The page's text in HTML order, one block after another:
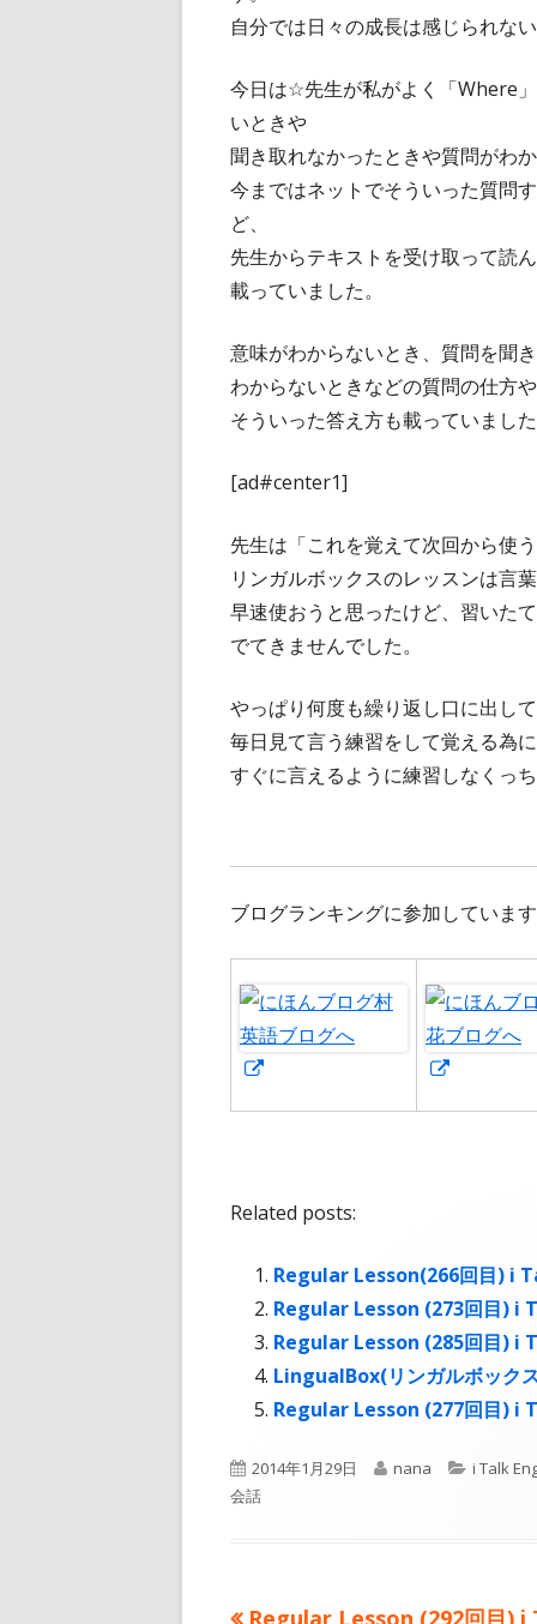
自分では日々の成長は感じられな
今日は☆先生が私がよく「Where
いときや
聞き取れなかったときや質問がわ
今まではネットでそういった質問
ど、
先生からテキストを受け取って読
載っていました。
意味がわからないとき、質問を聞
わからないときなどの質問の仕方
そういった答え方も載っていました
[ad#center1]
先生は「これを覚えて次回から使う
リンガルボックスのレッスンは言
早速使おうと思ったけど、習いた
でてきませんでした。
やっぱり何度も繰り返し口に出し
毎日見て言う練習をして覚える為
すぐに言えるように練習しなくっち
ブログランキングに参加していま
ィ
ド
ウ
で
開
き
す
ド
ウ
で
開
き
す
Related posts:
Regular Lesson(266回目) i
Regular Lesson (273回目) i
Regular Lesson (285回目) i
LingualBox(リンガルボック
Regular Lesson (277回目) i
公
開
2014年1月29日
作
nana
カ
i Talk
会話
前
Regular Lesson (292回目) i